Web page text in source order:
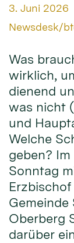
Datum:
3. Juni 2026
Von:
Newsdesk/
Was
wirklich,
dienend
was nicht
und
Welche
geben? Im
Sonntag
Gemeinde
Oberberg
darüber